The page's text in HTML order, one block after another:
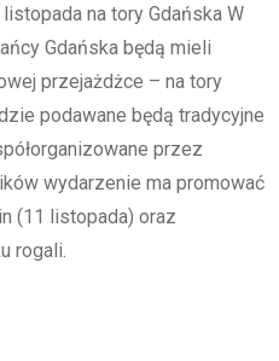
na tory Gdańska W
Gdańska będą mieli
przejażdżce – na tory
podawane będą tradycyjne
przez
wydarzenie ma promować
(11 listopada) oraz
rogali.